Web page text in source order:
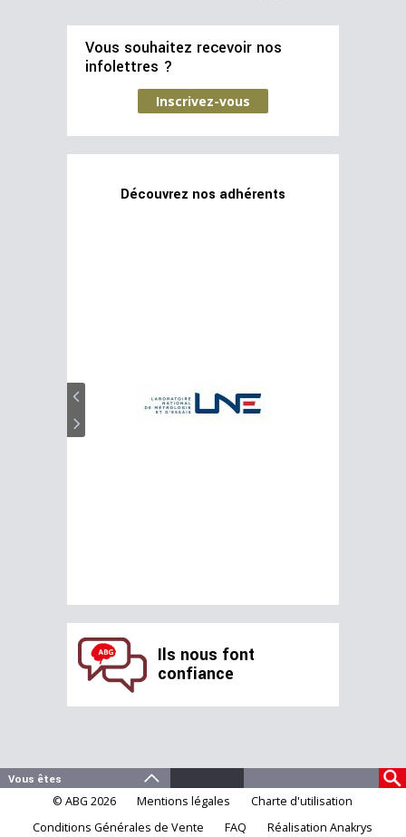
Vous souhaitez recevoir nos
infolettres ?
Inscrivez-vous
Découvrez nos adhérents
Ils nous font
confiance
© ABG 2026 Mentions légales
Charte d'utilisation
Conditions Générales de Vente
FAQ Réalisation Anakrys